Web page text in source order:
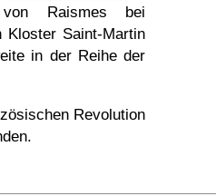
Raismes bei
Kloster Saint-Martin
in der Reihe der
Revolution